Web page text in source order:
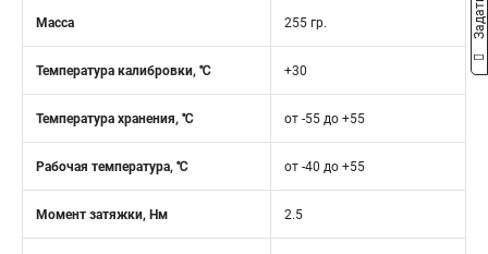
Масса 255 гр.
Температура калибровки, ℃ +30
Температура хранения, ℃ от -55 до +55
Рабочая температура, ℃ от -40 до +55
Момент затяжки, Нм 2.5